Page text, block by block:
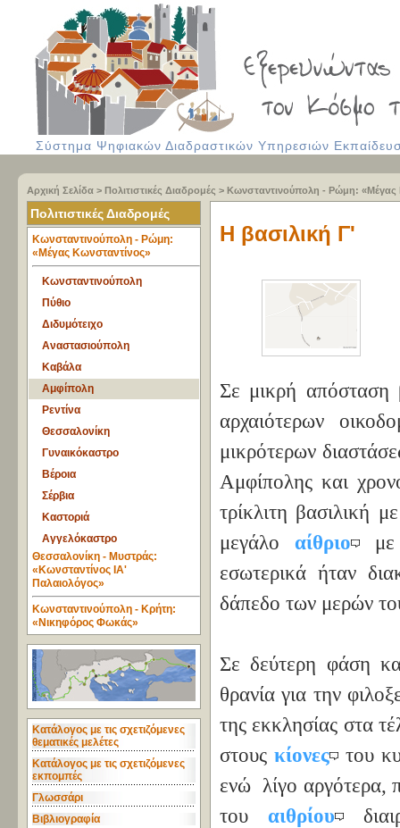
Σύστημα Ψηφιακών Διαδραστικών Υπηρεσιών
Αρχική Σελίδα > Πολιτιστικές Διαδρομές > Κωνσταντινούπολη - Ρώμη: «Μέγας
Πολιτιστικές Διαδρομές
Κωνσταντινούπολη - Ρώμη:
«Μέγας Κωνσταντίνος»
Κωνσταντινούπολη
Πύθιο
Διδυμότειχο
Αναστασιούπολη
Καβάλα
Αμφίπολη
Ρεντίνα
Θεσσαλονίκη
Γυναικόκαστρο
Βέροια
Σέρβια
Καστοριά
Αγγελόκαστρο
Θεσσαλονίκη - Μυστράς:
«Κωνσταντίνος ΙΑ'
Παλαιολόγος»
Κωνσταντινούπολη - Κρήτη:
«Νικηφόρος Φωκάς»
Κατάλογος με τις σχετιζόμενες
θεματικές μελέτες
Κατάλογος με τις σχετιζόμενες
εκπομπές
Γλωσσάρι
Βιβλιογραφία
Η βασιλική Γ'
Σε μικρή απόσταση
αρχαιότερων
μικρότερων
Αμφίπολης και
τρίκλιτη βασιλική
μεγάλοαίθριο
εσωτερικά ήταν
δάπεδο των μερών
Σε δεύτερη φάση
θρανία για την
της εκκλησίας στα
στους κίονες
του
ενώ λίγο αργότερα,
του αιθρίου